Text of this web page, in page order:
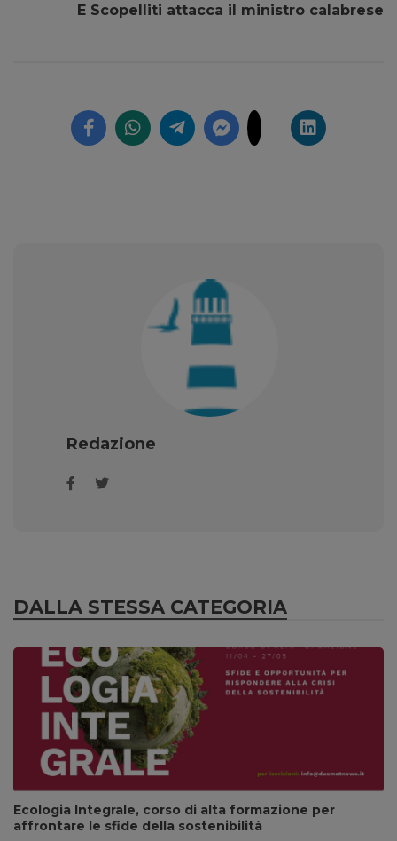
E Scopelliti attacca il ministro calabrese
Redazione
DALLA STESSA CATEGORIA
Ecologia Integrale, corso di alta formazione per
affrontare le sfide della sostenibilità